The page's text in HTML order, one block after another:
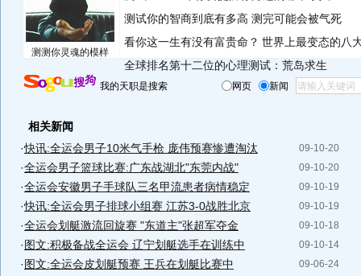
测测你灵魂的模样
测试你的智商到底有多高 测完可能会被气死
看你这一生有没有富贵命？ 世界上最变态的八
全球排名第十二位的心理测试：荒岛求生
我的天职是搜索 网页 新闻
相关新闻
09-10-20
·快讯:全运会男子10米气手枪 庞伟预赛惨遭淘汰
09-10-20
·全运会男子篮球比赛:广东战湖北"东莞内战"
09-10-19
·全运会安徽男子手球队三名甲流患者病情稳定
09-10-19
·快讯:全运会男子排球小组赛 江苏3-0战胜北京
09-10-18
·全运会划艇激流回旋赛 "东道主"张超军夺金
09-10-14
· 图文:积极备战全运会 辽宁划艇选手在训练中
09-06-24
· 图文:全运会皮划艇预赛 王兵在划艇比赛中